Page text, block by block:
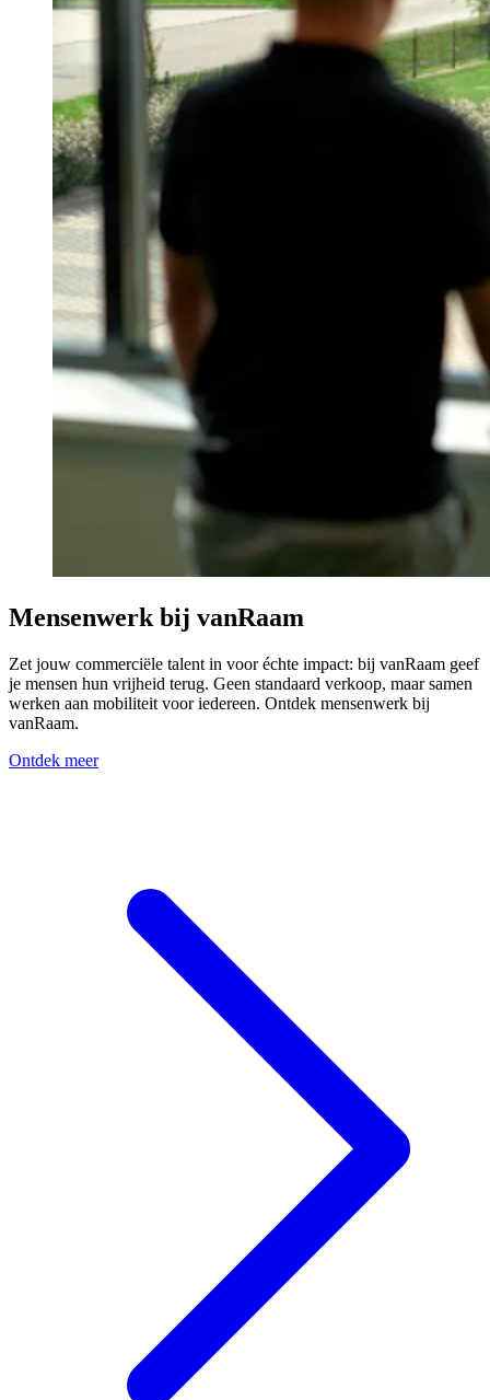
Mensenwerk bij vanRaam
Zet jouw commerciële talent in voor échte impact: bij vanRaam geef
je mensen hun vrijheid terug. Geen standaard verkoop, maar samen
werken aan mobiliteit voor iedereen. Ontdek mensenwerk bij
vanRaam.
Ontdek meer